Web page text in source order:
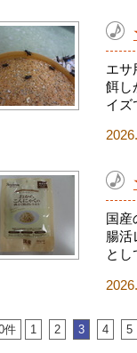
エサ
餌し
イズ
国
腸活
とし
件 1 2 3 4 5